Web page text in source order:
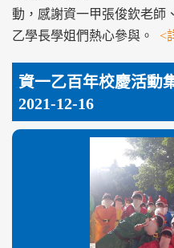
動，感謝資一甲張俊欽老師
乙學長學姐們熱心參與。 <
資一乙百年校慶活動
2021-12-16